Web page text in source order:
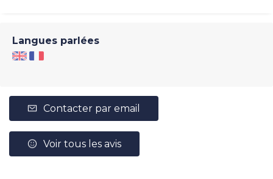
Langues parlées
Contacter par email
Voir tous les avis